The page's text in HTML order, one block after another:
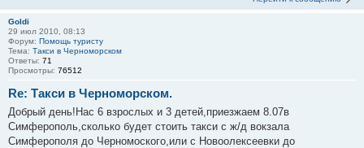
Goldi
29 июл 2010, 08:13
Форум: Помощь туристу
Тема: Такси в Черноморском
Ответы: 71
Просмотры: 76512
Re: Такси в Черноморском.
Добрый день!Нас 6 взрослых и 3 детей,приезжаем 8.07в
Симферополь,сколько будет стоить такси с ж/д вокзала
Симферополя до Черномоского,или с Новоолексеевки до